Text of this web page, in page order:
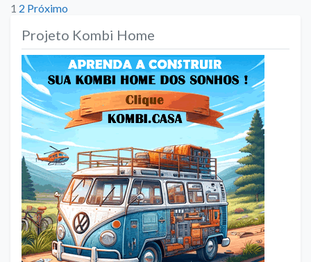
Paginação
de
posts
1 2 Próximo
Projeto Kombi Home